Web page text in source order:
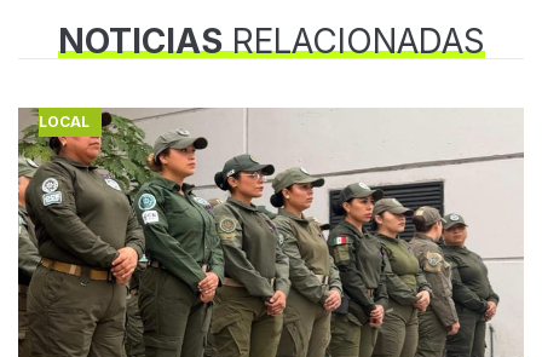
NOTICIASRELACIONADAS
LOCAL